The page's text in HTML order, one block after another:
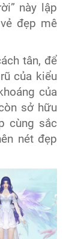
này lập
đẹp mê
tân, để
của kiểu
của
sở hữu
cùng sắc
nét đẹp